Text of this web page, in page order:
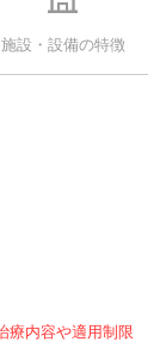
施設・設備の特徴
療内容や適用制限